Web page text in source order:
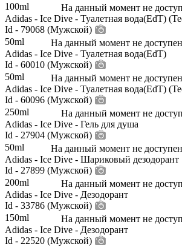
100ml
На данный момент не
Adidas - Ice Dive - Туалетная вода(EdT)
Id - 79068 (Мужской)
50ml
На данный момент не доступен
Adidas - Ice Dive - Туалетная вода(EdT)
Id - 60010 (Мужской)
50ml
На данный момент не доступен
Adidas - Ice Dive - Туалетная вода(EdT)
Id - 60096 (Мужской)
250ml
На данный момент не
Adidas - Ice Dive - Гель для душа
Id - 27904 (Мужской)
50ml
На данный момент не доступен
Adidas - Ice Dive - Шариковый дезодорант
Id - 27899 (Мужской)
200ml
На данный момент не
Adidas - Ice Dive - Дезодорант
Id - 33786 (Мужской)
150ml
На данный момент не
Adidas - Ice Dive - Дезодорант
Id - 22520 (Мужской)